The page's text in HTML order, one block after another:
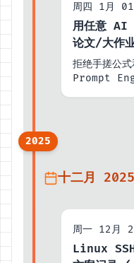
周四 1月
用任意 AI
论文/大作
拒绝手搓公
Prompt
2025
十二月 2025
周一 12月
Linux